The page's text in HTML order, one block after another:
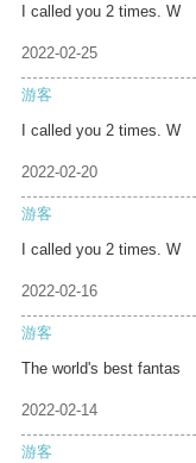
I called you 2 times. W
2022-02-25
游客
I called you 2 times. W
2022-02-20
游客
I called you 2 times. W
2022-02-16
游客
The world's best fantas
2022-02-14
游客